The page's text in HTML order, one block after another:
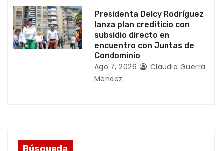
s
Presidenta Delcy Rodríguez
lanza plan crediticio con
subsidio directo en
encuentro con Juntas de
Condominio
Ago 7, 2026
Claudia Guerra
Mendez
Búsqueda